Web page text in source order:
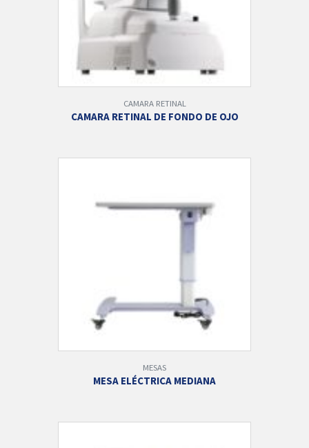
CAMARA RETINAL
CAMARA RETINAL DE FONDO DE OJO
MESAS
MESA ELÉCTRICA MEDIANA